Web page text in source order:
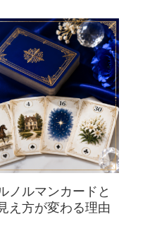
ノルマンカードと
え方が変わる理由